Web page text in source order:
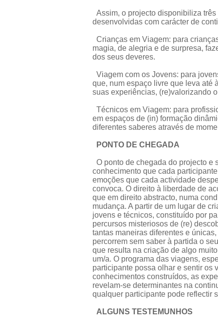
Assim, o projecto disponibiliza
desenvolvidas com carácter de
Crianças em Viagem: para
magia, de alegria e de surpresa,
dos seus deveres.
Viagem com os Jovens: para
que, num espaço livre que leva até
suas experiências, (re)valorizando
Técnicos em Viagem: para
em espaços de (in) formação
diferentes saberes através de
PONTO DE CHEGADA
O ponto de chegada do projecto e
conhecimento que cada
emoções que cada actividade
convoca. O direito à liberdade de
que em direito abstracto, numa
mudança. A partir de um lugar de
jovens e técnicos, constituído por
percursos misteriosos de (re)
tantas maneiras diferentes e
percorrem sem saber à partida o
que resulta na criação de algo
um/a. O programa das viagens,
participante possa olhar e sentir os
conhecimentos construídos, as
revelam-se determinantes na
qualquer participante pode reflectir
ALGUNS TESTEMUNHOS